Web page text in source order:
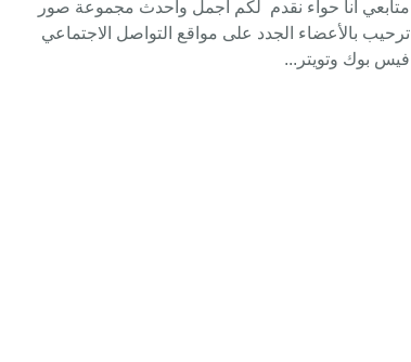
متابعي أنا حواء نقدم لكم اجمل واحدث مجموعة صور
ترحيب بالأعضاء الجدد على مواقع التواصل الاجتماعي
فيس بوك وتويتر...